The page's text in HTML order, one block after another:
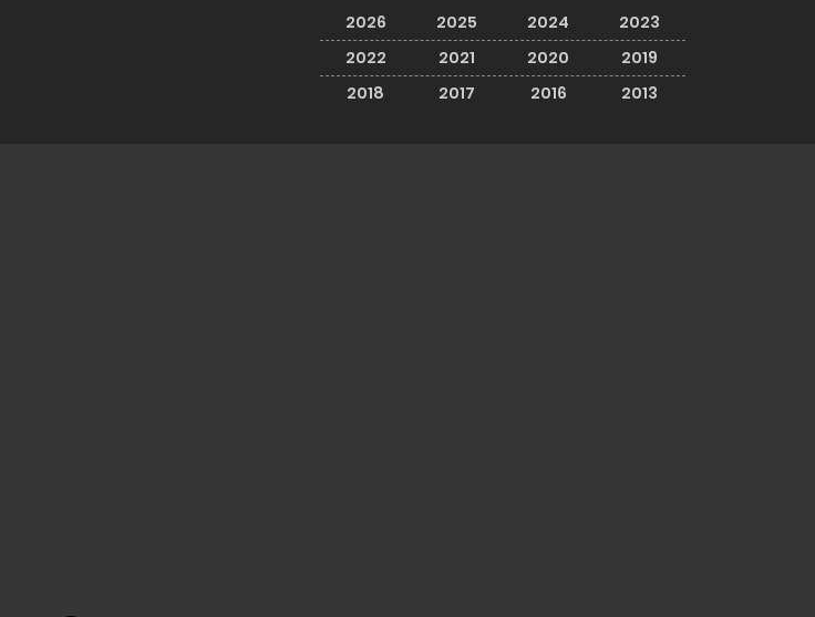
2026 2025 2024
2023
2022
2021 2020
2019
2018
2017 2016 2013